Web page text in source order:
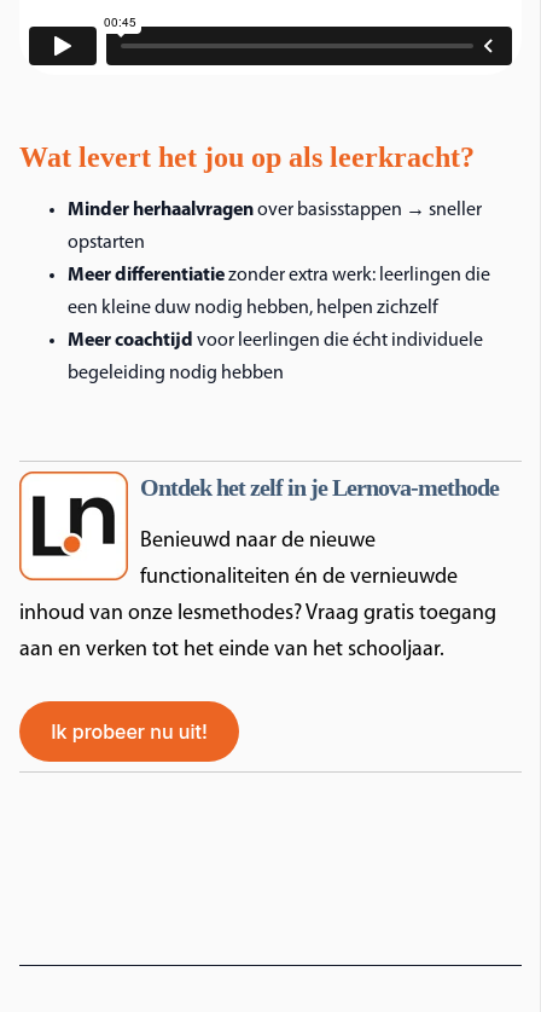
Wat levert het jou op als leerkracht?
Minder herhaalvragenover basisstappen → sneller
opstarten
Meer differentiatiezonder extra werk: leerlingen die
een kleine duw nodig hebben, helpen zichzelf
Meer coachtijd voor leerlingen die écht individuele
begeleiding nodig hebben
Ontdek het zelf in je Lernova-methode
Benieuwd naar de nieuwe
functionaliteiten én de vernieuwde
inhoud van onze lesmethodes? Vraag gratis toegang
aan en verken tot het einde van het schooljaar.